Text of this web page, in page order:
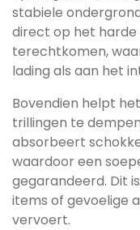
stabiele
direct op het
terechtkomen,
lading als aan het
Bovendien helpt
trillingen te
absorbeert
waardoor een
gegarandeerd. Dit
items of gevoelige
vervoert.